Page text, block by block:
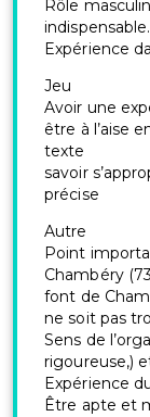
Rôle
indispensable.
Expérience
Jeu
Avoir une
être à l’aise
texte
savoir
précise
Autre
Point
Chambéry
font de
ne soit pas
Sens de
rigoureuse,)
Expérience
Être apte et